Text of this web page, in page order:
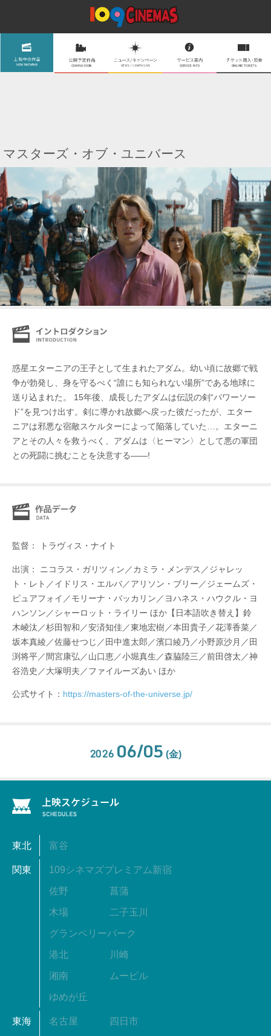
マスターズ・オブ・ユニバース
惑星エターニアの王子として生まれたアダム。幼い頃に故郷で戦
争が勃発し、身を守るべく“誰にも知られない場所”である地球に
送り込まれた。 15年後、成長したアダムは伝説の剣“パワーソー
ド”を見つけ出す。剣に導かれ故郷へ戻った彼だったが、エター
ニアは邪悪な宿敵スケルターによって陥落していた…。エターニ
アとその人々を救うべく、アダムは〈ヒーマン〉として悪の軍団
との死闘に挑むことを決意する――!
監督： トラヴィス・ナイト
出演： ニコラス・ガリツィン／カミラ・メンデス／ジャレッ
ト・レト／イドリス・エルバ／アリソン・ブリー／ジェームズ・
ピュアフォイ／モリーナ・バッカリン／ヨハネス・ハウクル・ヨ
ハンソン／シャーロット・ライリー ほか【日本語吹き替え】鈴
木崚汰／杉⽥智和／安済知佳／東地宏樹／本⽥貴⼦／花澤⾹菜／
坂本真綾／佐藤せつじ／⽥中進太郎／濱⼝綾乃／⼩野原沙⽉／⽥
渕将平／間宮康弘／⼭⼝恵／⼩堀真⽣／森脇陸三／前⽥啓太／神
⾕浩史／⼤塚明夫／ファイルーズあい ほか
公式サイト： https://masters-of-the-universe.jp/
2026 06/05 (金)
東北 富谷
関東 109シネマズプレミアム新宿
佐野 菖蒲
木場 二子玉川
グランベリーパーク
港北 川崎
湘南 ムービル
ゆめが丘
東海 名古屋 四日市